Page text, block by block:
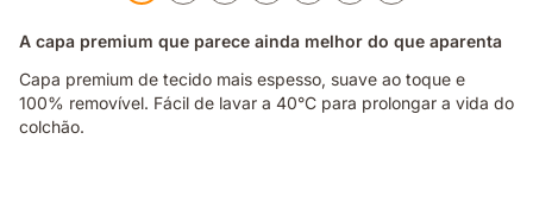
A capa premium que parece ainda melhor do que aparenta
Capa premium de tecido mais espesso, suave ao toque e
100% removível. Fácil de lavar a 40°C para prolongar a vida do
colchão.